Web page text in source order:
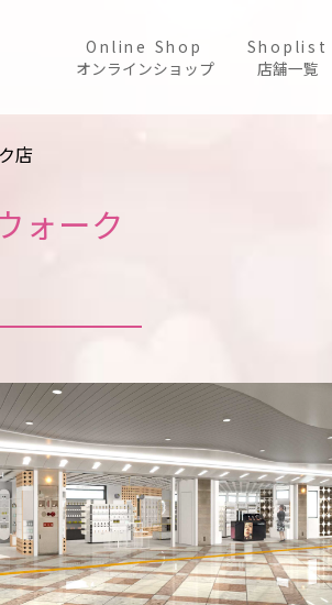
Online Shop
オンラインショップ
Shoplist
店舗一覧
店
ォーク